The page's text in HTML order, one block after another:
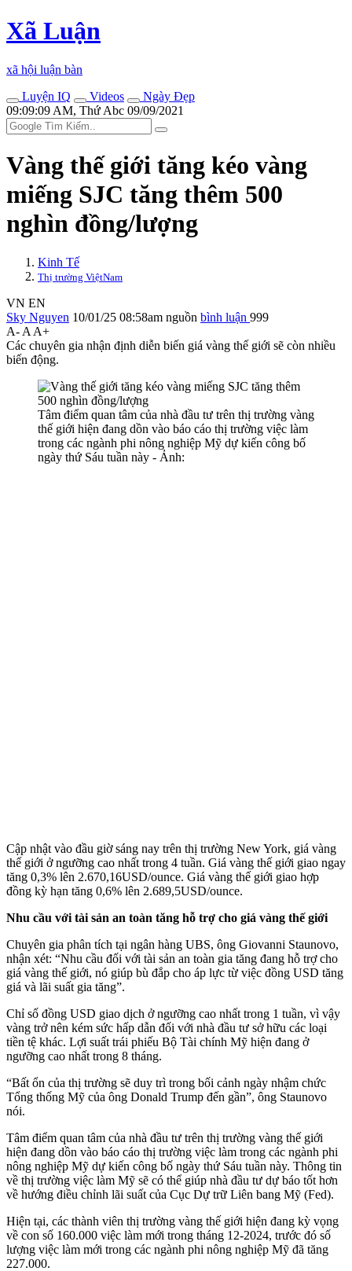
Xã Luận
xã hội luận bàn
Luyện IQ
Videos
Ngày Đẹp
09:09:09 AM, Thứ Abc 09/09/2021
Vàng thế giới tăng kéo vàng
miếng SJC tăng thêm 500
nghìn đồng/lượng
Kinh Tế
Thị trường ViệtNam
VN EN
Sky Nguyen 10/01/25 08:58am nguồn bình luận 999
A- A A+
Các chuyên gia nhận định diễn biến giá vàng thế giới sẽ còn nhiều
biến động.
Tâm điểm quan tâm của nhà đầu tư trên thị trường vàng
thế giới hiện đang dồn vào báo cáo thị trường việc làm
trong các ngành phi nông nghiệp Mỹ dự kiến công bố
ngày thứ Sáu tuần này - Ảnh:
Cập nhật vào đầu giờ sáng nay trên thị trường New York, giá vàng
thế giới ở ngưỡng cao nhất trong 4 tuần. Giá vàng thế giới giao ngay
tăng 0,3% lên 2.670,16USD/ounce. Giá vàng thế giới giao hợp
đồng kỳ hạn tăng 0,6% lên 2.689,5USD/ounce.
Nhu cầu với tài sản an toàn tăng hỗ trợ cho giá vàng thế giới
Chuyên gia phân tích tại ngân hàng UBS, ông Giovanni Staunovo,
nhận xét: “Nhu cầu đối với tài sản an toàn gia tăng đang hỗ trợ cho
giá vàng thế giới, nó giúp bù đắp cho áp lực từ việc đồng USD tăng
giá và lãi suất gia tăng”.
Chỉ số đồng USD giao dịch ở ngưỡng cao nhất trong 1 tuần, vì vậy
vàng trở nên kém sức hấp dẫn đối với nhà đầu tư sở hữu các loại
tiền tệ khác. Lợi suất trái phiếu Bộ Tài chính Mỹ hiện đang ở
ngưỡng cao nhất trong 8 tháng.
“Bất ổn của thị trường sẽ duy trì trong bối cảnh ngày nhậm chức
Tổng thống Mỹ của ông Donald Trump đến gần”, ông Staunovo
nói.
Tâm điểm quan tâm của nhà đầu tư trên thị trường vàng thế giới
hiện đang dồn vào báo cáo thị trường việc làm trong các ngành phi
nông nghiệp Mỹ dự kiến công bố ngày thứ Sáu tuần này. Thông tin
về thị trường việc làm Mỹ sẽ có thể giúp nhà đầu tư dự báo tốt hơn
về hướng điều chỉnh lãi suất của Cục Dự trữ Liên bang Mỹ (Fed).
Hiện tại, các thành viên thị trường vàng thế giới hiện đang kỳ vọng
về con số 160.000 việc làm mới trong tháng 12-2024, trước đó số
lượng việc làm mới trong các ngành phi nông nghiệp Mỹ đã tăng
227.000.